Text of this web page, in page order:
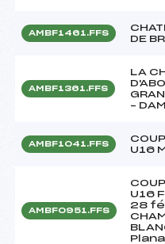
AMBF1461.FFS
DE
AMBF1361.FFS
LA
–
AMBF1041.FFS
U16
AMBF0951.FFS
U16
28